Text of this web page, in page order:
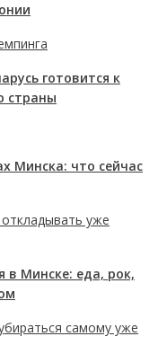
готовится к
страны
Минска: что сейчас
уже
в Минске: еда, рок,
самому уже